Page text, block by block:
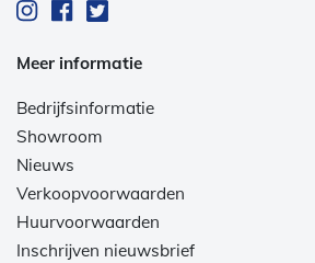
Meer informatie
Bedrijfsinformatie
Showroom
Nieuws
Verkoopvoorwaarden
Huurvoorwaarden
Inschrijven nieuwsbrief